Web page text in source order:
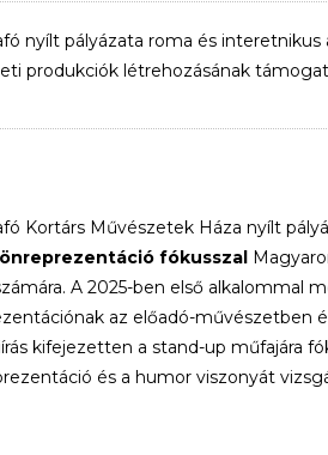
nyílt pályázata roma és
produkciók létrehozásának
Kortárs Művészetek Háza nyílt
fókusszal
A 2025-ben első alkalommal
az előadó-művészetben
kifejezetten a stand-up műfajára
és a humor viszonyát